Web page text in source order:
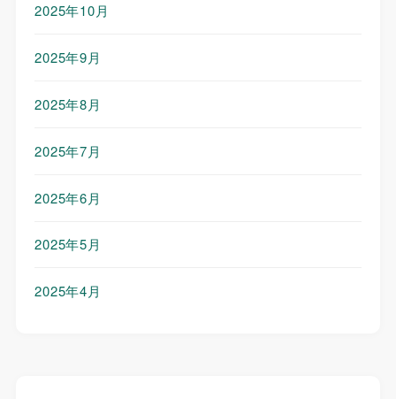
2025年10月
2025年9月
2025年8月
2025年7月
2025年6月
2025年5月
2025年4月